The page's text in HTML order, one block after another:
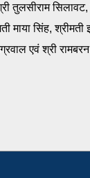
तुलसीराम सिलावट,
माया सिंह, श्रीमती
एवं श्री